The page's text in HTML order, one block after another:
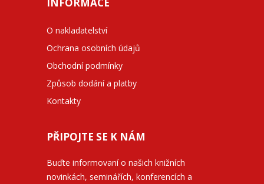
INFORMACE
O nakladatelství
Ochrana osobních údajů
Obchodní podmínky
Způsob dodání a platby
Kontakty
PŘIPOJTE SE K NÁM
Buďte informovaní o našich knižních
novinkách, seminářích, konferencích a